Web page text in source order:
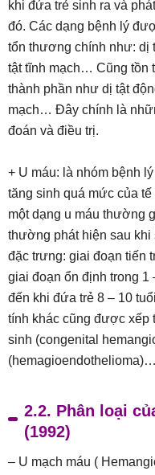
khi đứa trẻ sinh ra và
đó. Các dạng bệnh lý
tổn thương chính như: dị
tật tĩnh mạch… Cũng tồn
thành phần như dị tật
mạch… Đây chính là
đoán và điều trị.
+ U máu: là nhóm bệnh
tăng sinh quá mức của
một dạng u máu thường
thường phát hiện sau khi
đặc trưng: giai đoạn tiến
giai đoạn ổn định trong 1
đến khi đứa trẻ 8 – 10
tính khác cũng được xếp
sinh (congenital
(hemagioendothelioma)…
2.2. Phân loại
(1992)
– U mạch máu (